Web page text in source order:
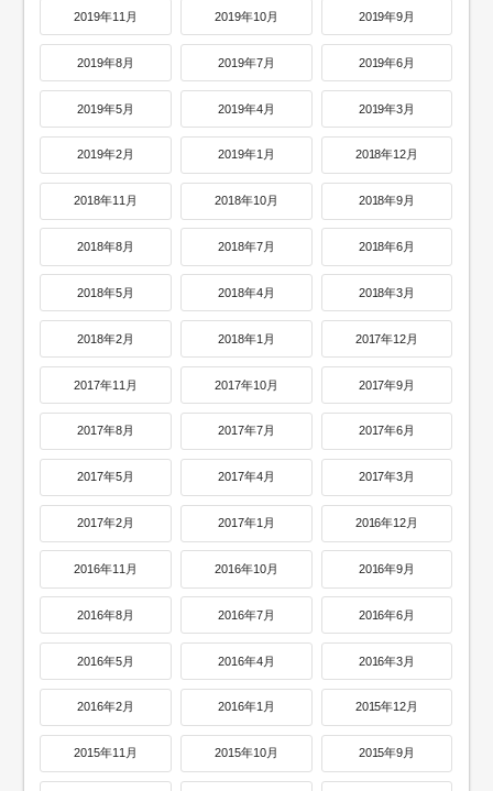
2019年11月 2019年10月 2019年9月
2019年8月 2019年7月 2019年6月
2019年5月 2019年4月 2019年3月
2019年2月 2019年1月 2018年12月
2018年11月 2018年10月 2018年9月
2018年8月 2018年7月 2018年6月
2018年5月 2018年4月 2018年3月
2018年2月 2018年1月 2017年12月
2017年11月 2017年10月 2017年9月
2017年8月 2017年7月 2017年6月
2017年5月 2017年4月 2017年3月
2017年2月 2017年1月 2016年12月
2016年11月 2016年10月 2016年9月
2016年8月 2016年7月 2016年6月
2016年5月 2016年4月 2016年3月
2016年2月 2016年1月 2015年12月
2015年11月 2015年10月 2015年9月